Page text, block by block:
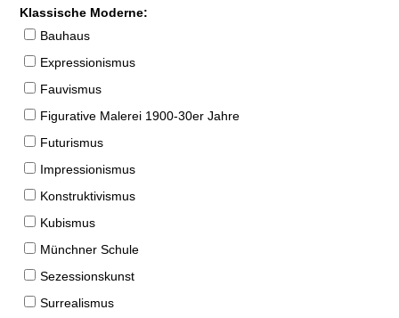
Klassische Moderne:
Bauhaus
Expressionismus
Fauvismus
Figurative Malerei 1900-30er Jahre
Futurismus
Impressionismus
Konstruktivismus
Kubismus
Münchner Schule
Sezessionskunst
Surrealismus